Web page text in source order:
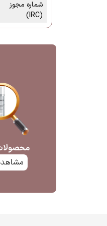
شماره مجوز
(IRC)